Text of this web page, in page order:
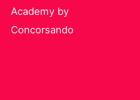
Academy by
Concorsando